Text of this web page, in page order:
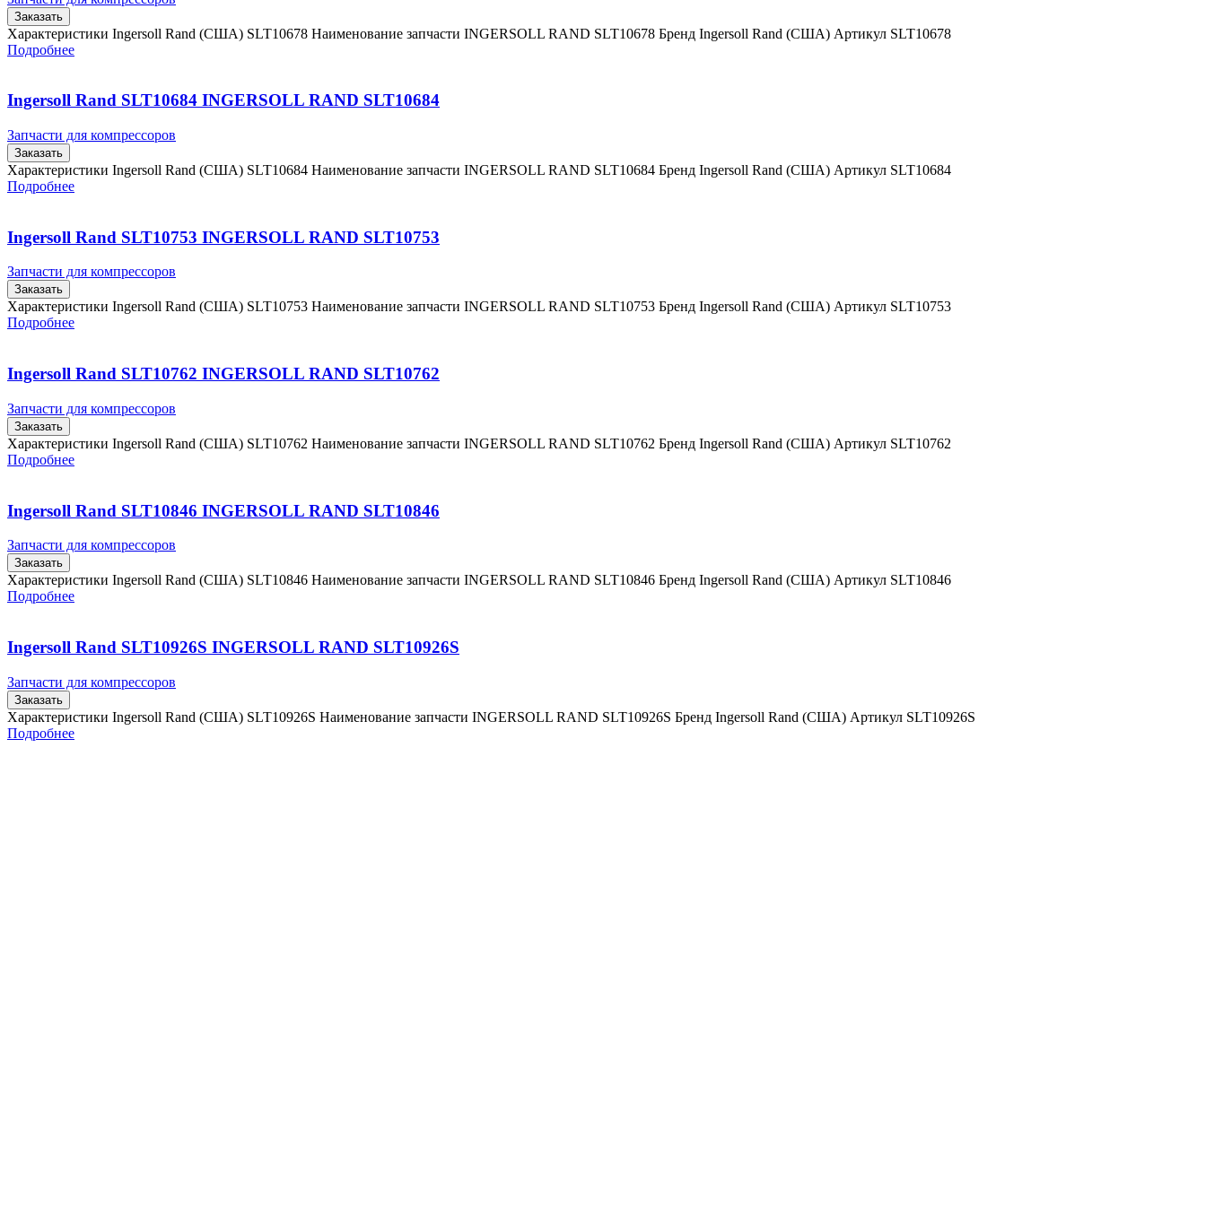
Заказать
Характеристики Ingersoll Rand (США) SLT10678 Наименование запчасти INGERSOLL RAND SLT10678 Бренд Ingersoll Rand (США) Артикул SLT10678
Подробнее
Ingersoll Rand SLT10684 INGERSOLL RAND SLT10684
Запчасти для компрессоров
Заказать
Характеристики Ingersoll Rand (США) SLT10684 Наименование запчасти INGERSOLL RAND SLT10684 Бренд Ingersoll Rand (США) Артикул SLT10684
Подробнее
Ingersoll Rand SLT10753 INGERSOLL RAND SLT10753
Запчасти для компрессоров
Заказать
Характеристики Ingersoll Rand (США) SLT10753 Наименование запчасти INGERSOLL RAND SLT10753 Бренд Ingersoll Rand (США) Артикул SLT10753
Подробнее
Ingersoll Rand SLT10762 INGERSOLL RAND SLT10762
Запчасти для компрессоров
Заказать
Характеристики Ingersoll Rand (США) SLT10762 Наименование запчасти INGERSOLL RAND SLT10762 Бренд Ingersoll Rand (США) Артикул SLT10762
Подробнее
Ingersoll Rand SLT10846 INGERSOLL RAND SLT10846
Запчасти для компрессоров
Заказать
Характеристики Ingersoll Rand (США) SLT10846 Наименование запчасти INGERSOLL RAND SLT10846 Бренд Ingersoll Rand (США) Артикул SLT10846
Подробнее
Ingersoll Rand SLT10926S INGERSOLL RAND SLT10926S
Запчасти для компрессоров
Заказать
Характеристики Ingersoll Rand (США) SLT10926S Наименование запчасти INGERSOLL RAND SLT10926S Бренд Ingersoll Rand (США) Артикул SLT10926S
Подробнее